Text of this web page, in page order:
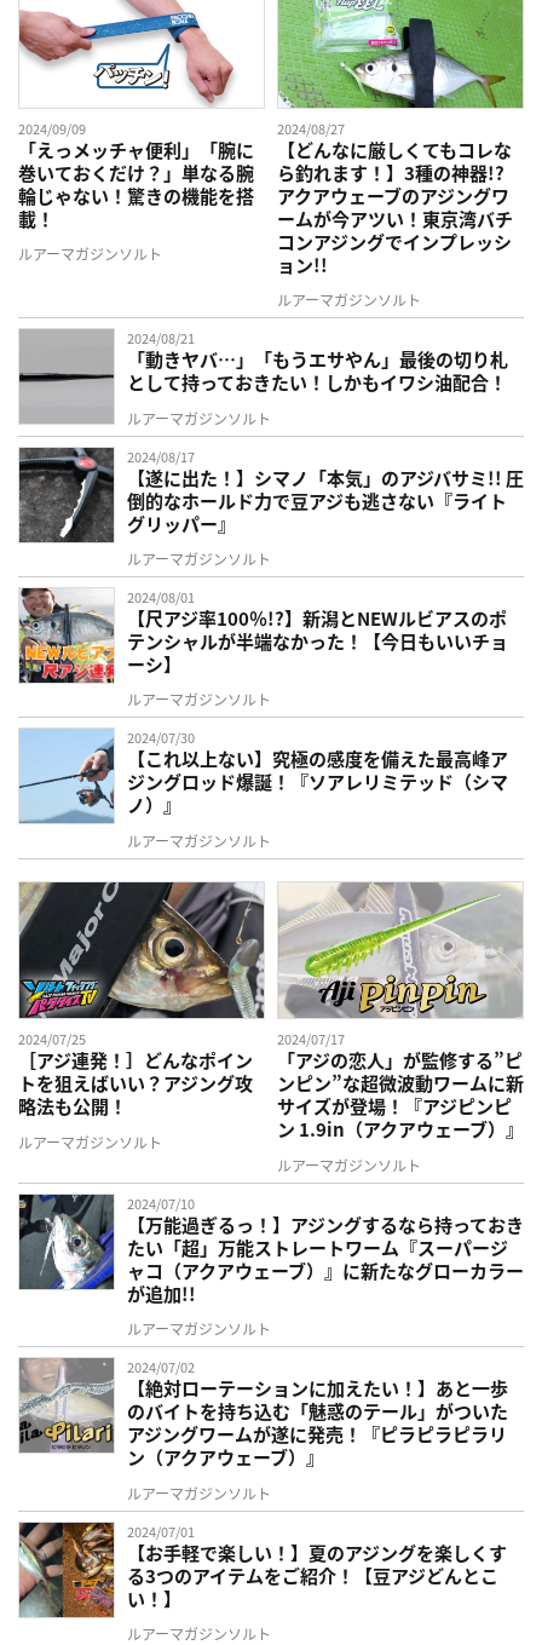
2024/09/09
「えっメッチャ便利」「腕に
巻いておくだけ？」単なる腕
輪じゃない！驚きの機能を搭
載！
ルアーマガジンソルト
2024/08/27
【どんなに厳しくてもコレな
ら釣れます！】3種の神器!?
アクアウェーブのアジングワ
ームが今アツい！東京湾バチ
コンアジングでインプレッシ
ョン!!
ルアーマガジンソルト
2024/08/21
「動きヤバ…」「もうエサやん」最後の切り札
として持っておきたい！しかもイワシ油配合！
ルアーマガジンソルト
2024/08/17
【遂に出た！】シマノ「本気」のアジバサミ!! 圧
倒的なホールド力で豆アジも逃さない『ライト
グリッパー』
ルアーマガジンソルト
2024/08/01
【尺アジ率100％!?】新潟とNEWルビアスのポ
テンシャルが半端なかった！【今日もいいチョ
ーシ】
ルアーマガジンソルト
2024/07/30
【これ以上ない】究極の感度を備えた最高峰ア
ジングロッド爆誕！『ソアレリミテッド（シマ
ノ）』
ルアーマガジンソルト
2024/07/25
［アジ連発！］どんなポイン
トを狙えばいい？アジング攻
略法も公開！
ルアーマガジンソルト
2024/07/17
「アジの恋人」が監修する”ピ
ンピン”な超微波動ワームに新
サイズが登場！『アジピンピ
ン 1.9in（アクアウェーブ）』
ルアーマガジンソルト
2024/07/10
【万能過ぎるっ！】アジングするなら持っておき
たい「超」万能ストレートワーム『スーパージ
ャコ（アクアウェーブ）』に新たなグローカラー
が追加!!
ルアーマガジンソルト
2024/07/02
【絶対ローテーションに加えたい！】あと一歩
のバイトを持ち込む「魅惑のテール」がついた
アジングワームが遂に発売！『ピラピラピラリ
ン（アクアウェーブ）』
ルアーマガジンソルト
2024/07/01
【お手軽で楽しい！】夏のアジングを楽しくす
る3つのアイテムをご紹介！【豆アジどんとこ
い！】
ルアーマガジンソルト